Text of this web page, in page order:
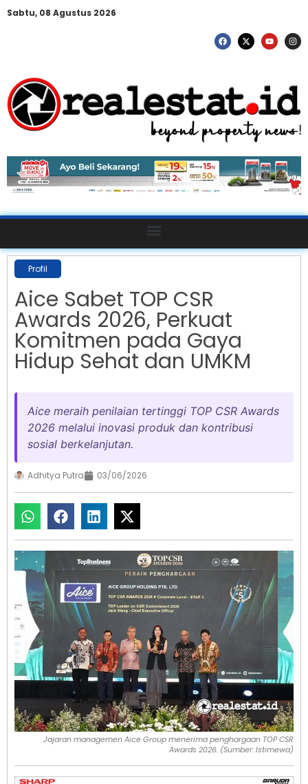
Sabtu, 08 Agustus 2026
Profil
Aice Sabet TOP CSR
Awards 2026, Perkuat
Komitmen pada Gaya
Hidup Sehat dan UMKM
Aice meraih penilaian tertinggi TOP CSR Awards
2026 melalui inovasi produk dan kontribusi
sosial berkelanjutan.
Adhitya Putra 03/06/2026
Jajaran managemen Aice Group menerima penghargaan TOP CSR
Awards 2026. (Sumber: Istimewa)